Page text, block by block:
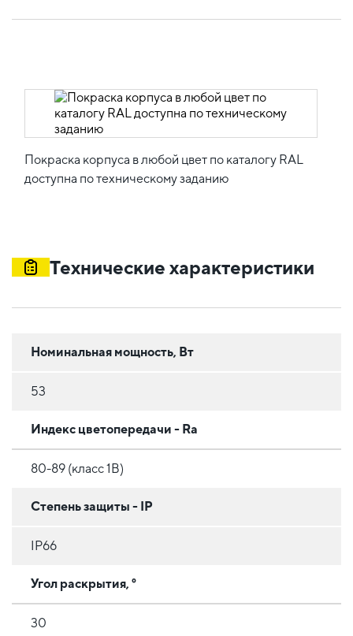
Покраска корпуса в любой цвет по каталогу RAL
доступна по техническому заданию
Технические характеристики
Номинальная мощность, Вт
53
Индекс цветопередачи - Ra
80-89 (класс 1B)
Степень защиты - IP
IP66
Угол раскрытия, °
30